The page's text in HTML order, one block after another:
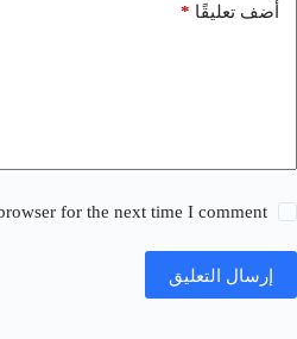
أضف تعليقًا *
for the next time I comment.
إرسال التعليق